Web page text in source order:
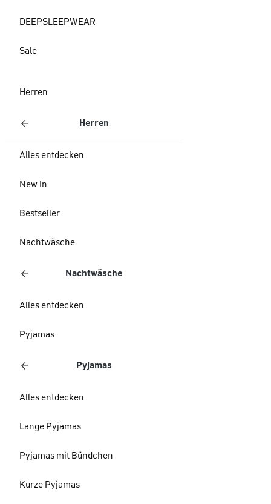
DEEPSLEEPWEAR
Sale
Herren
Herren
Alles entdecken
New In
Bestseller
Nachtwäsche
Nachtwäsche
Alles entdecken
Pyjamas
Pyjamas
Alles entdecken
Lange Pyjamas
Pyjamas mit Bündchen
Kurze Pyjamas